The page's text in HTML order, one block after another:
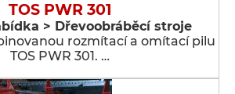
TOS PWR 301
> Dřevoobráběcí stroje
rozmítací a omítací pilu
TOS PWR 301. …